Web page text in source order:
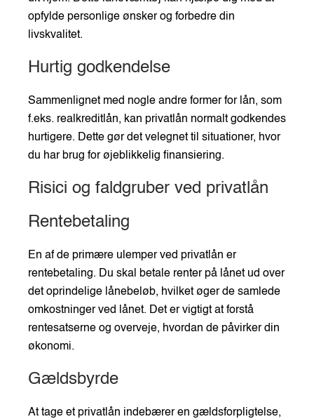
opfylde personlige ønsker og forbedre din
livskvalitet.
Hurtig godkendelse
Sammenlignet med nogle andre former for lån, som
f.eks. realkreditlån, kan privatlån normalt godkendes
hurtigere. Dette gør det velegnet til situationer, hvor
du har brug for øjeblikkelig finansiering.
Risici og faldgruber ved privatlån
Rentebetaling
En af de primære ulemper ved privatlån er
rentebetaling. Du skal betale renter på lånet ud over
det oprindelige lånebeløb, hvilket øger de samlede
omkostninger ved lånet. Det er vigtigt at forstå
rentesatserne og overveje, hvordan de påvirker din
økonomi.
Gældsbyrde
At tage et privatlån indebærer en gældsforpligtelse,